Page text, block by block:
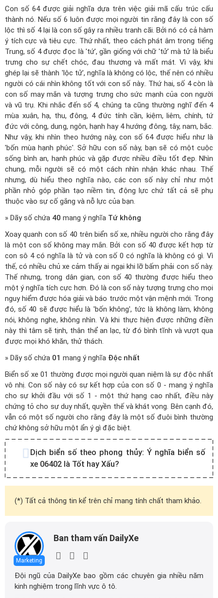
Con số 64 được giải nghĩa dựa trên việc giải mã cấu trúc cấu
thành nó. Nếu số 6 luôn được mọi người tin rằng đây là con số
lộc thì số 4 lại là con số gây ra nhiều tranh cãi. Bởi nó có cả hàm
ý tích cực và tiêu cực. Thứ nhất, theo cách phát âm trong tiếng
Trung, số 4 được đọc là 'tứ', gần giống với chữ 'tử' mà tử là biểu
trưng cho sự chết chóc, đau thương và mất mát. Vì vậy, khi
ghép lại sẽ thành 'lộc tử', nghĩa là không có lộc, thế nên có nhiều
người có cái nhìn không tốt với con số này.. Thứ hai, số 4 còn là
con số may mắn và tượng trưng cho sức mạnh của con người
và vũ trụ. Khi nhắc đến số 4, chúng ta cũng thường nghĩ đến 4
mùa xuân, hạ, thu, đông, 4 đức tính cần, kiệm, liêm, chính, tứ
đức với công, dung, ngôn, hạnh hay 4 hướng đông, tây, nam, bắc.
Như vậy, khi nhìn theo hướng này, con số 64 được hiểu như là
'bốn mùa hạnh phúc'. Sở hữu con số này, bạn sẽ có một cuộc
sống bình an, hạnh phúc và gặp được nhiều điều tốt đẹp. Nhìn
chung, mỗi người sẽ có một cách nhìn nhận khác nhau. Thế
nhưng, dù hiểu theo nghĩa nào, các con số này chỉ như một
phần nhỏ góp phần tạo niềm tin, động lực chứ tất cả sẽ phụ
thuộc vào sự cố gắng và nỗ lực của bạn.
» Dãy số chứa 40 mang ý nghĩa Tứ không
Xoay quanh con số 40 trên biển số xe, nhiều người cho rằng đây
là một con số không may mắn. Bởi con số 40 được kết hợp từ
con sô 4 có nghĩa là tử và con số 0 có nghĩa là không có gì. Vì
thế, có nhiều chủ xe cảm thấy ai ngại khi lỡ bấm phải con số này.
Thế nhưng, trong dân gian, con số 40 thường được hiểu theo
một ý nghĩa tích cực hơn. Đó là con số này tượng trưng cho mọi
nguy hiểm được hóa giải và báo trước một vận mệnh mới. Trong
đó, số 40 sẽ được hiểu là 'bốn không', tức là không làm, không
nói, không nghe, không nhìn. Và khi thực hiện được những điền
này thì tâm sẽ tịnh, thân thể an lạc, từ đó bình tĩnh và vượt qua
được mọi khó khăn, thử thách.
» Dãy số chứa 01 mang ý nghĩa Độc nhất
Biển số xe 01 thường được mọi người quan niệm là sự độc nhất
vô nhị. Con số này có sự kết hợp của con số 0 - mang ý nghĩa
cho sự khởi đầu với số 1 - một thứ hạng cao nhất, điều này
chứng tỏ cho sự duy nhất, quyền thế và khát vọng. Bên cạnh đó,
vẫn có một số người cho rằng đây là một số đuôi bình thường
chứ không sở hữu một ẩn ý gì đặc biệt.
Dịch biển số theo phong thủy: Ý nghĩa biển số
xe 06402 là Tốt hay Xấu?
(*) Tất cả thông tin kể trên chỉ mang tính chất tham khảo.
Marketing
Ban tham vấn DailyXe
Đội ngũ của DailyXe bao gồm các chuyên gia nhiều năm
kinh nghiệm trong lĩnh vực ô tô.